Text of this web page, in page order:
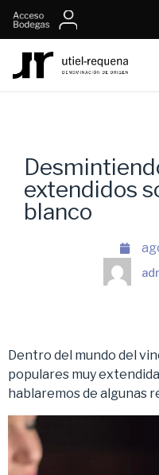
extendidos
blanco
Dentro del mundo del
populares muy
hablaremos de algunas